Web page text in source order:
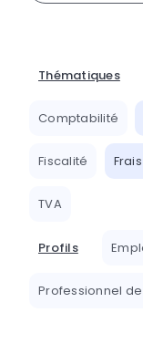
Thématiques
Comptabilité
Fiscalité
TVA
Profils
Professionnel